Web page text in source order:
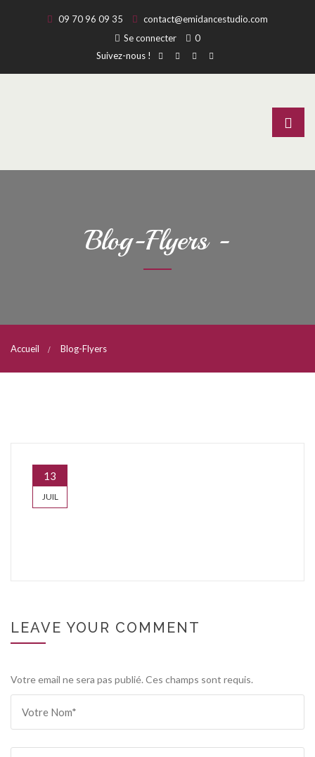
09 70 96 09 35
contact@emidancestudio.com
Se connecter
0
Suivez-nous !
Blog-Flyers -
Accueil Blog-Flyers
13
JUIL
LEAVE YOUR COMMENT
Votre email ne sera pas publié. Ces champs sont requis.